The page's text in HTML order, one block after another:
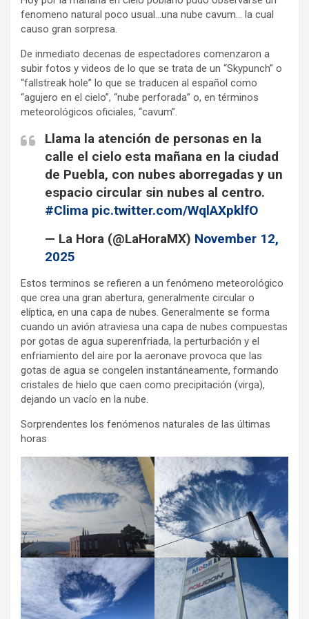
fenomeno natural poco usual…una nube cavum… la cual
causo gran sorpresa.
De inmediato decenas de espectadores comenzaron a
subir fotos y videos de lo que se trata de un “Skypunch” o
“fallstreak hole” lo que se traducen al español como
“agujero en el cielo”, “nube perforada” o, en términos
meteorológicos oficiales, “cavum”.
Llama la atención de personas en la
calle el cielo esta mañana en la ciudad
de Puebla, con nubes aborregadas y un
espacio circular sin nubes al centro.
#Clima pic.twitter.com/WqlAXpklfO
— La Hora (@LaHoraMX) November 12,
2025
Estos terminos se refieren a un fenómeno meteorológico
que crea una gran abertura, generalmente circular o
elíptica, en una capa de nubes. Generalmente se forma
cuando un avión atraviesa una capa de nubes compuestas
por gotas de agua superenfriada, la perturbación y el
enfriamiento del aire por la aeronave provoca que las
gotas de agua se congelen instantáneamente, formando
cristales de hielo que caen como precipitación (virga),
dejando un vacío en la nube.
Sorprendentes los fenómenos naturales de las últimas
horas